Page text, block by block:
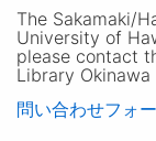
The Sakamaki/
University of
please contact
Library
問い合わせフォ